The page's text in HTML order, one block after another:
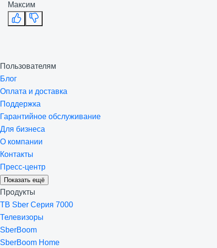
Максим
Пользователям
Блог
Оплата и доставка
Поддержка
Гарантийное обслуживание
Для бизнеса
О компании
Контакты
Пресс-центр
Показать ещё
Продукты
ТВ Sber Серия 7000
Телевизоры
SberBoom
SberBoom Home